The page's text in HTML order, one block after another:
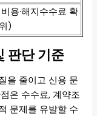
용·해지수수료 확
)
판단 기준
을 줄이고 신용 문
은 수수료, 계약조
문제를 유발할 수